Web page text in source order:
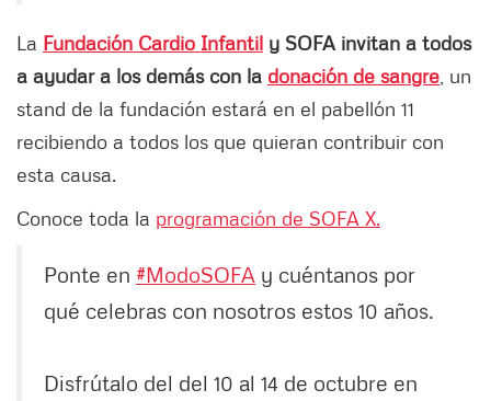
La Fundación Cardio Infantil y SOFA invitan a todos
a ayudar a los demás con la donación de sangre , un
stand de la fundación estará en el pabellón 11
recibiendo a todos los que quieran contribuir con
esta causa.
Conoce toda la programación de SOFA X.
Ponte en #ModoSOFA y cuéntanos por
qué celebras con nosotros estos 10 años.
Disfrútalo del del 10 al 14 de octubre en